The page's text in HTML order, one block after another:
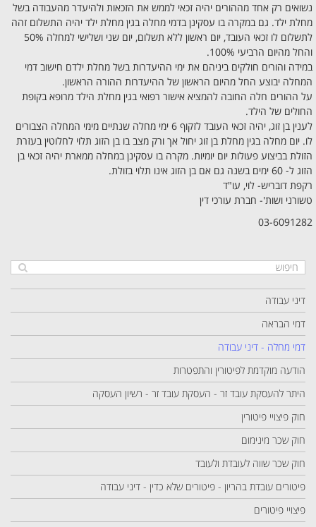
נשואים רק אחד מההורים יהיה זכאי לממש את הזכאות ולהיעדר מהעבודה בשל
מחלת ילד. גם במקרה בו עסקינן בדמי מחלה בגין מחלת ילד יהיה התשלום זהה
לתשלום לו זכאי העובד, יום ראשון ללא תשלום, יום שני ושלישי למחלה 50%
והחל מהיום הרביעי 100%.
במידה והורים חולקים ביניהם את ימי ההיעדרות בשל מחלת ילדם חישוב דמי
המחלה יבוצע החל מהיום הראשון של ההיעדרות ההורה הראשון.
על ההורים חלה החובה להמציא אישור רפואי בגין מחלת הילד מרופא בקופת
החולים של הילד.
לענין בן זוג, יהיה זכאי העובד לזקוף 6 ימי מחלה שנתיים מימי המחלה הצבורים
לו. יום מחלה בגין מחלת בן זוג יחול אך ורק מצב בו בן הזוג תלוי לחלוטין בעזרת
הזולת בביצוע פעולות יום יומיות. מקרה בו עסקינן במחלה ממארת יהיה זכאי בן
הזוג ל- 60 ימים בשנה גם אם בן הזוג אינו תלוי בזולת.
רקפת דובריש- לוי, עו"ד
טשורני ושות'- חברת עורכי דין
03-6091282
דיני עבודה
דמי הבראה
דמי מחלה - דיני עבודה
הודעה מוקדמת לפיטורין והתפטרות
היתר להעסקת עובד זר - העסקת עובד זר - רשיון העסקה
חוק פיצויי פיטורין
חוק שכר מינימום
חוק שכר שווה לעובדת ולעובד
פיטורים עובדת בהריון - פיטורים שלא כדין - דיני עבודה
פיצויי פיטורים